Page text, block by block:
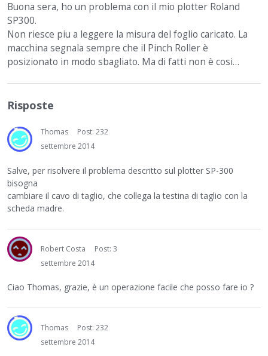
Buona sera, ho un problema con il mio plotter Roland
SP300.
Non riesce piu a leggere la misura del foglio caricato. La
macchina segnala sempre che il Pinch Roller è
posizionato in modo sbagliato. Ma di fatti non è cosi…
Risposte
Thomas
Post: 232
settembre 2014
Salve, per risolvere il problema descritto sul plotter SP-300
bisogna
cambiare il cavo di taglio, che collega la testina di taglio con la
scheda madre.
Robert Costa
Post: 3
settembre 2014
Ciao Thomas, grazie, è un operazione facile che posso fare io ?
Thomas
Post: 232
settembre 2014